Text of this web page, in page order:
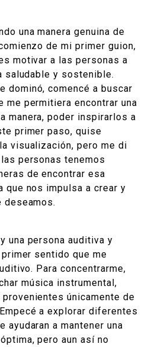
una manera genuina de
de mi primer guion,
motivar a las personas a
saludable y sostenible.
dominó, comencé a buscar
me permitiera encontrar una
manera, poder inspirarlos a
primer paso, quise
visualización, pero me di
personas tenemos
de encontrar esa
que nos impulsa a crear y
deseamos.
una persona auditiva y
sentido que me
Para concentrarme,
música instrumental,
únicamente de
a explorar diferentes
ayudaran a mantener una
pero aun así no